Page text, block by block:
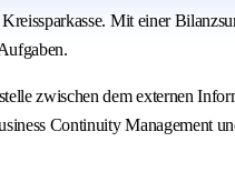
Mit einer
zwischen dem externen
Continuity Management